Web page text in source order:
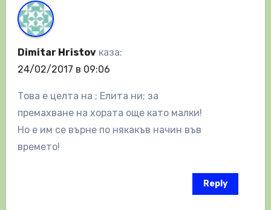
Dimitar Hristov каза:
24/02/2017 в 09:06
Това е целта на ; Елита ни; за
премахване на хората още като малки!
Но е им се върне по някакъв начин във
времето!
Reply